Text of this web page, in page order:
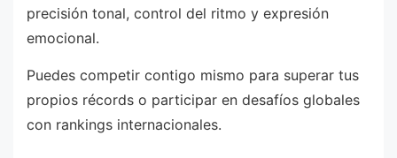
precisión tonal, control del ritmo y expresión
emocional.
Puedes competir contigo mismo para superar tus
propios récords o participar en desafíos globales
con rankings internacionales.